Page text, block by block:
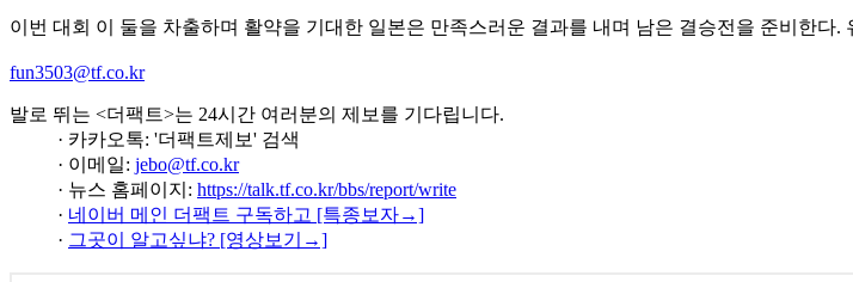
이번 대회 이 둘을 차출하며 활약을 기대한 일본은 만족스러운 결과를 내며 남은 결승전을 준비한
fun3503@tf.co.kr
발로 뛰는 <더팩트>는 24시간 여러분의 제보를 기다립니다.
· 카카오톡: '더팩트제보' 검색
· 이메일: jebo@tf.co.kr
· 뉴스 홈페이지: https://talk.tf.co.kr/bbs/report/write
· 네이버 메인 더팩트 구독하고 [특종보자→]
· 그곳이 알고싶냐? [영상보기→]